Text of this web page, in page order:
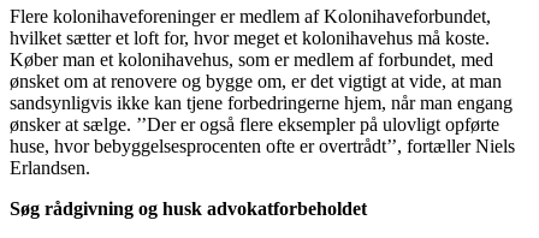
Flere kolonihaveforeninger er medlem af Kolonihaveforbundet,
hvilket sætter et loft for, hvor meget et kolonihavehus må koste.
Køber man et kolonihavehus, som er medlem af forbundet, med
ønsket om at renovere og bygge om, er det vigtigt at vide, at man
sandsynligvis ikke kan tjene forbedringerne hjem, når man engang
ønsker at sælge. ’’Der er også flere eksempler på ulovligt opførte
huse, hvor bebyggelsesprocenten ofte er overtrådt’’, fortæller Niels
Erlandsen.
Søg rådgivning og husk advokatforbeholdet